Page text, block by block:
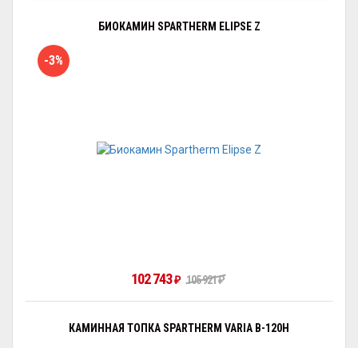
БИОКАМИН SPARTHERM ELIPSE Z
-3%
102 743 ₽ 105 921₽
КАМИННАЯ ТОПКА SPARTHERM VARIA B-120H